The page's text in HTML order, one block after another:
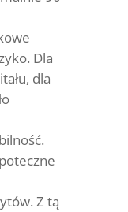
Dla
dla
Z tą